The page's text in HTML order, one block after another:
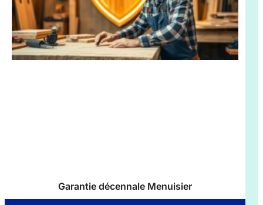
Garantie décennale Menuisier